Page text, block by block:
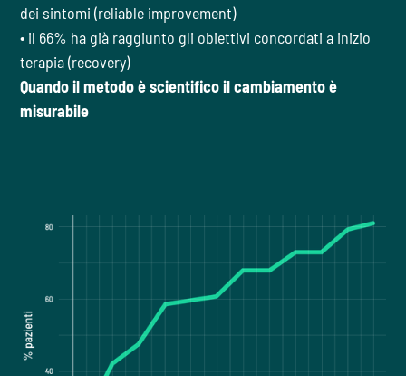
dei sintomi (reliable improvement)
• il 66% ha già raggiunto gli obiettivi concordati a inizio
terapia (recovery)
Quando il metodo è scientifico il cambiamento è
misurabile